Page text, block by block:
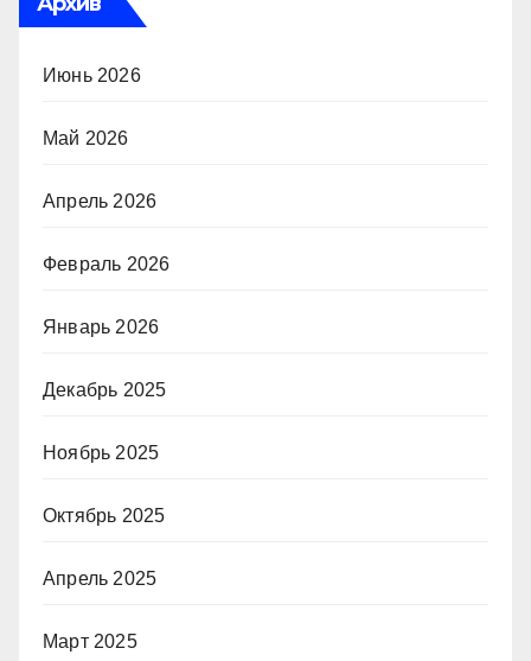
Июнь 2026
Май 2026
Апрель 2026
Февраль 2026
Январь 2026
Декабрь 2025
Ноябрь 2025
Октябрь 2025
Апрель 2025
Март 2025